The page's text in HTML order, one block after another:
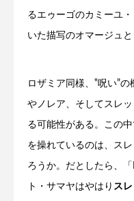
るエゥーゴのカミーユ
いた描写のオマージュと
ロザミア同様、‟呪い”
やノレア、そしてスレ
る可能性がある。この
を操れているのは、ス
ろうか。だとしたら、
ト・サマヤはやはり ス